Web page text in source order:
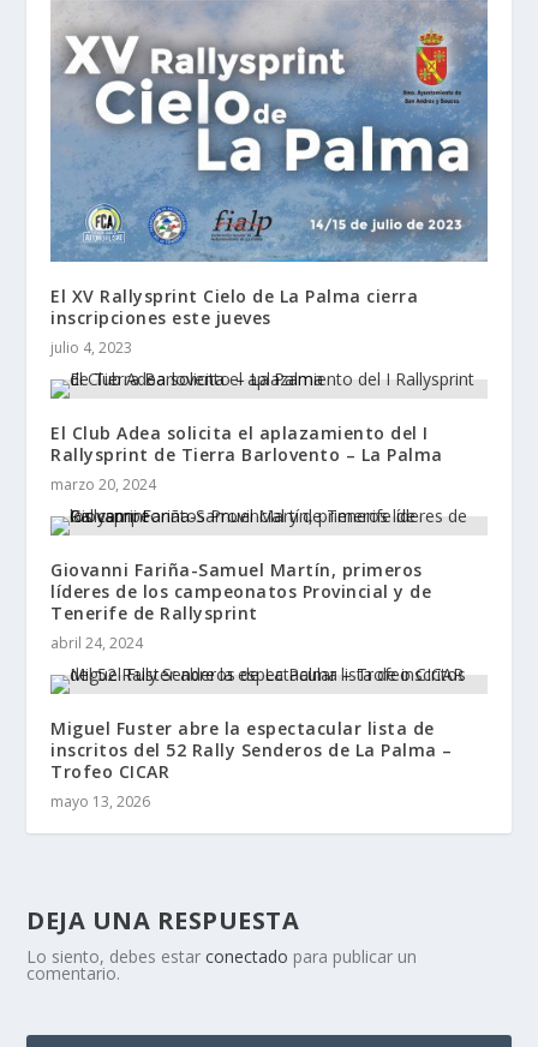
El XV Rallysprint Cielo de La Palma cierra
inscripciones este jueves
julio 4, 2023
El Club Adea solicita el aplazamiento del I
Rallysprint de Tierra Barlovento – La Palma
marzo 20, 2024
Giovanni Fariña-Samuel Martín, primeros
líderes de los campeonatos Provincial y de
Tenerife de Rallysprint
abril 24, 2024
Miguel Fuster abre la espectacular lista de
inscritos del 52 Rally Senderos de La Palma –
Trofeo CICAR
mayo 13, 2026
DEJA UNA RESPUESTA
Lo siento, debes estarconectado para publicar un
comentario.